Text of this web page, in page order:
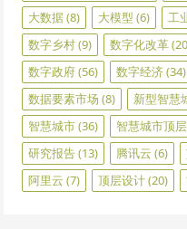
大数据(8) 大模型 (6) 工
数字乡村(9) 数字化改革
数字政府(56) 数字经济(34)
数据要素市场 (8) 新型智慧
智慧城市(36) 智慧城市顶
研究报告(13) 腾讯云 (6)
阿里云 (7) 顶层设计(20)